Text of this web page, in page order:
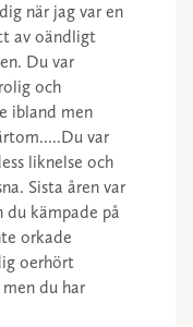
när jag var en
av oändligt
Du var
och
ibland men
var
liknelse och
Sista åren var
kämpade på
orkade
oerhört
du har